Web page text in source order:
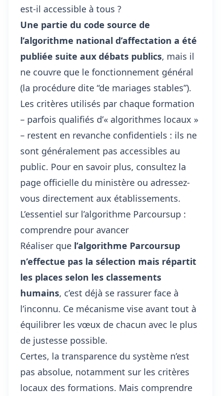
est-il accessible à tous ?
Une partie du code source de
l’algorithme national d’affectation a été
publiée suite aux débats publics, mais il
ne couvre que le fonctionnement général
(la procédure dite “de mariages stables”).
Les critères utilisés par chaque formation
– parfois qualifiés d’« algorithmes locaux »
– restent en revanche confidentiels : ils ne
sont généralement pas accessibles au
public. Pour en savoir plus, consultez la
page officielle du ministère ou adressez-
vous directement aux établissements.
L’essentiel sur l’algorithme Parcoursup :
comprendre pour avancer
Réaliser que l’algorithme Parcoursup
n’effectue pas la sélection mais répartit
les places selon les classements
humains, c’est déjà se rassurer face à
l’inconnu. Ce mécanisme vise avant tout à
équilibrer les vœux de chacun avec le plus
de justesse possible.
Certes, la transparence du système n’est
pas absolue, notamment sur les critères
locaux des formations. Mais comprendre